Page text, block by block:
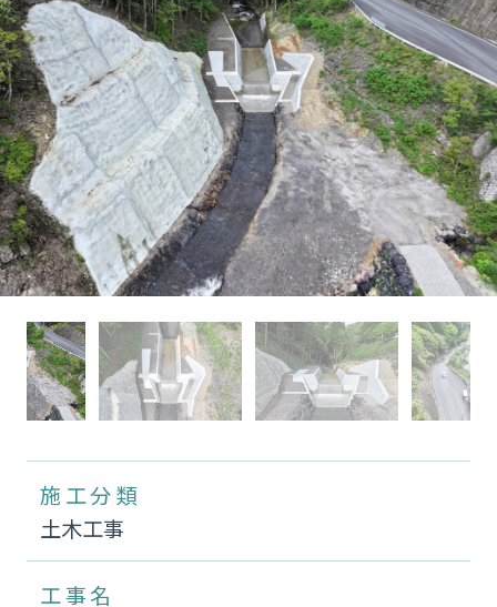
施工分類
土木工事
工事名